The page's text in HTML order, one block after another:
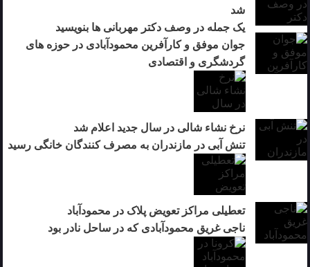
شد
یک جمله در وصف دکتر مهربانی ها بنویسید
جوان موفق و کارآفرین محمودآبادی در حوزه های
گردشگری و اقتصادی
نرخ نشاء شالی در سال جدید اعلام شد
تنش آبی در مازندران به مصرف كنندگان خانگی رسيد
تعطیلی مراکز تعویض پلاک در محمودآباد
ناجی غریق محمودآبادی که در ساحل نادر بود